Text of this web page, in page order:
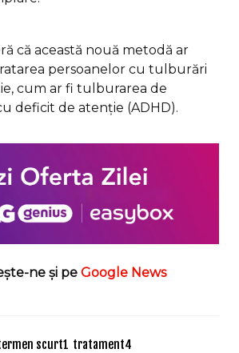
că această nouă metodă ar
persoanelor cu tulburări
cum ar fi tulburarea de
deficit de atenție (ADHD).
ne și pe Google News
scurt1 tratament4